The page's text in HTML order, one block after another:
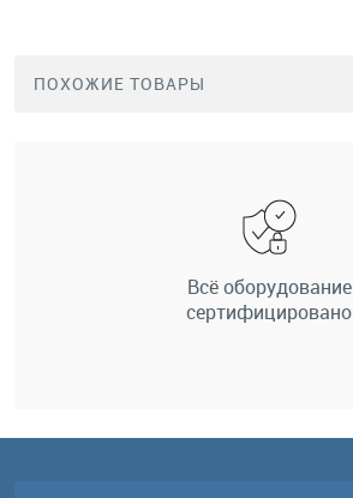
ПОХОЖИЕ ТОВАРЫ
Всё оборудование
сертифицировано